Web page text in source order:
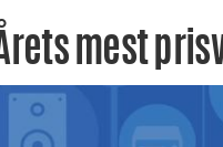
Årets mest